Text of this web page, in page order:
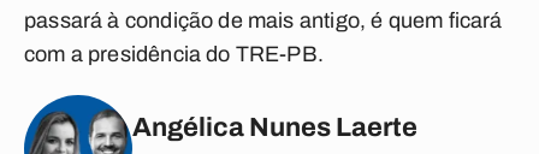
passará à condição de mais antigo, é quem ficará
com a presidência do TRE-PB.
Angélica Nunes Laerte